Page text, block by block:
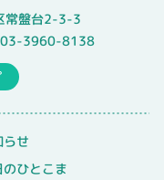
盤台2-3-3
03-3960-8138
らせ
のひとこま